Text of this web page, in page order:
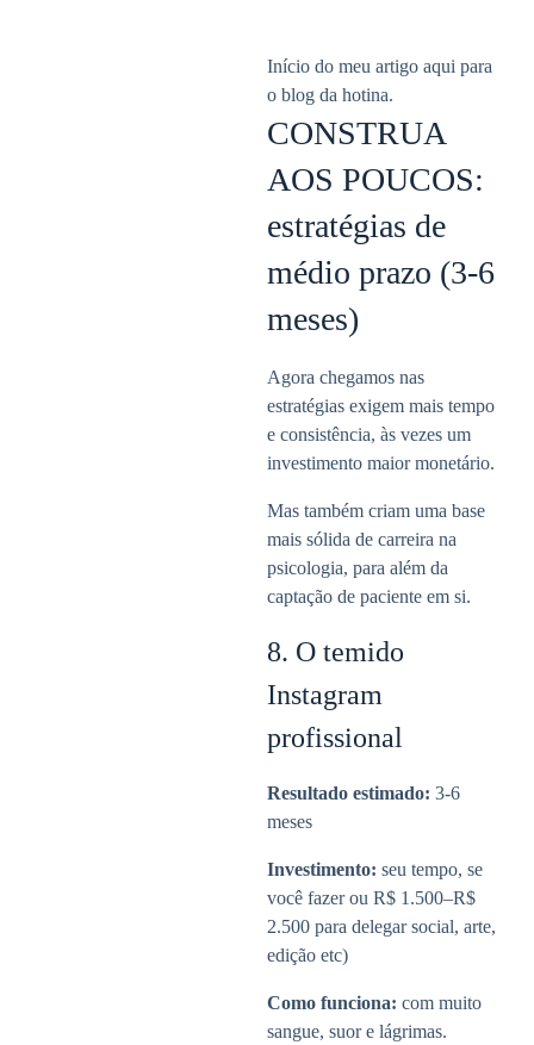
Início do meu artigo aqui para
o blog da hotina.
CONSTRUA
AOS POUCOS:
estratégias de
médio prazo (3-6
meses)
Agora chegamos nas
estratégias exigem mais tempo
e consistência, às vezes um
investimento maior monetário.
Mas também criam uma base
mais sólida de carreira na
psicologia, para além da
captação de paciente em si.
8. O temido
Instagram
profissional
Resultado estimado: 3-6
meses
Investimento: seu tempo, se
você fazer ou R$ 1.500–R$
2.500 para delegar social, arte,
edição etc)
Como funciona: com muito
sangue, suor e lágrimas.